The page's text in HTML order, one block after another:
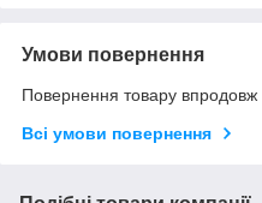
Умови повернення
Повернення товару впродовж
Всі умови повернення